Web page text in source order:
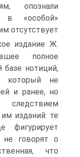
опознали
в «особой»
отсутствует
издание Ж.
полное
базе нотиций,
который не
и ранее, но
изданий: те
фигурирует
не говорят о
что